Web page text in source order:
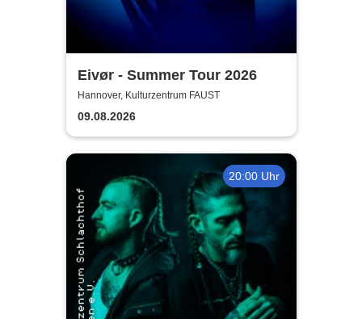
Eivør - Summer Tour 2026
Hannover, Kulturzentrum FAUST
09.08.2026
20:00 Uhr